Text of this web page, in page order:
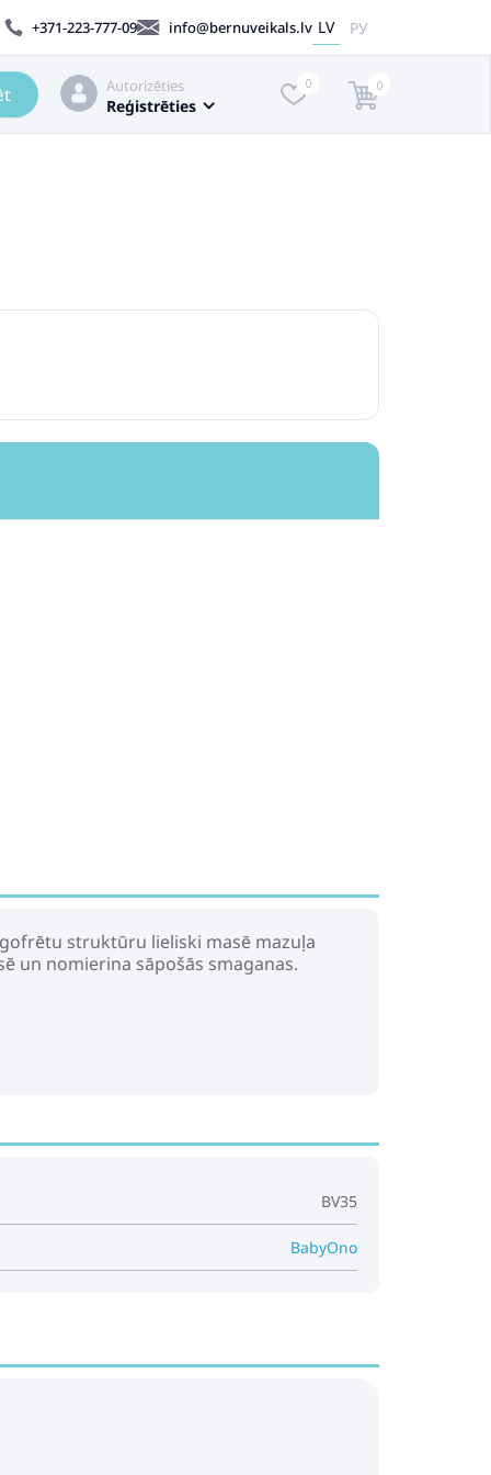
+371-223-777-09 info@bernuveikals.lv LV РУ
Autorizēties
Reģistrēties
0 0
struktūru lieliski masē mazuļa
un nomierina sāpošās smaganas.
BV35
BabyOno